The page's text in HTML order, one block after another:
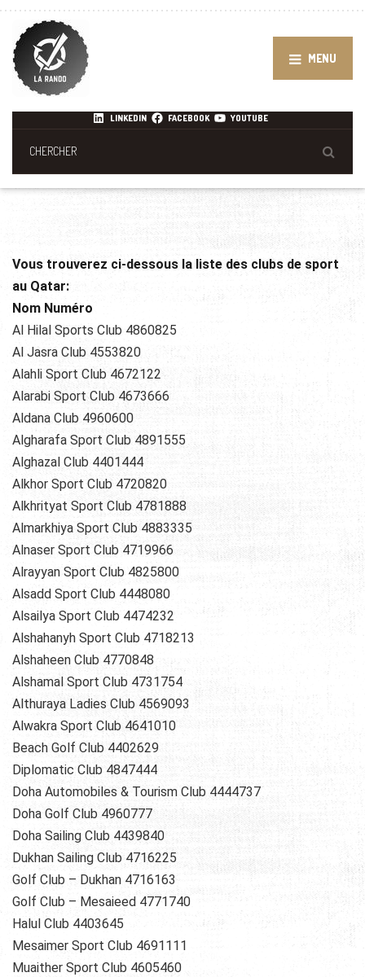
MENU
LINKEDIN FACEBOOK YOUTUBE
Vous trouverez ci-dessous la liste des clubs de sport
au Qatar:
Nom Numéro
Al Hilal Sports Club 4860825
Al Jasra Club 4553820
Alahli Sport Club 4672122
Alarabi Sport Club 4673666
Aldana Club 4960600
Algharafa Sport Club 4891555
Alghazal Club 4401444
Alkhor Sport Club 4720820
Alkhrityat Sport Club 4781888
Almarkhiya Sport Club 4883335
Alnaser Sport Club 4719966
Alrayyan Sport Club 4825800
Alsadd Sport Club 4448080
Alsailya Sport Club 4474232
Alshahanyh Sport Club 4718213
Alshaheen Club 4770848
Alshamal Sport Club 4731754
Althuraya Ladies Club 4569093
Alwakra Sport Club 4641010
Beach Golf Club 4402629
Diplomatic Club 4847444
Doha Automobiles & Tourism Club 4444737
Doha Golf Club 4960777
Doha Sailing Club 4439840
Dukhan Sailing Club 4716225
Golf Club – Dukhan 4716163
Golf Club – Mesaieed 4771740
Halul Club 4403645
Mesaimer Sport Club 4691111
Muaither Sport Club 4605460